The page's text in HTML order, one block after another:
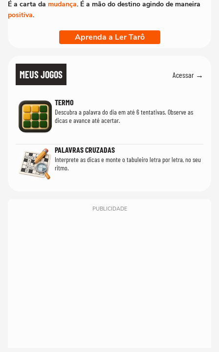
É a carta da mudança. É a mão do destino agindo de maneira
positiva.
Aprenda a Ler Tarô
MEUS JOGOS Acessar →
TERMO
Descubra a palavra do dia em até 6 tentativas. Observe as
dicas e avance até acertar.
PALAVRAS CRUZADAS
Interprete as dicas e monte o tabuleiro letra por letra, no seu
ritmo.
PUBLICIDADE